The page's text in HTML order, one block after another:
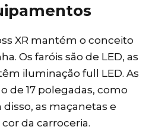
XR mantém o conceito
Os faróis são de LED, as
iluminação full LED. As
de 17 polegadas, como
disso, as maçanetas e
da carroceria.